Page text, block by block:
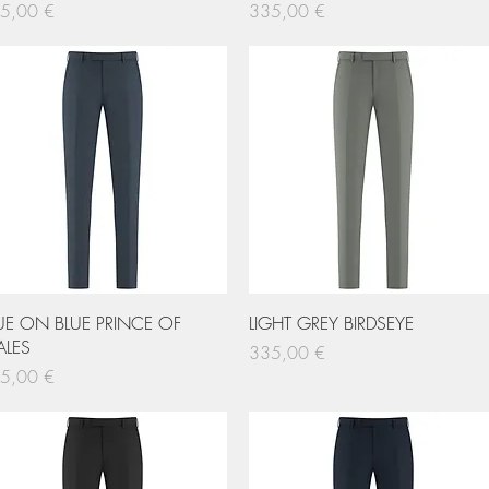
€
Pris
335,00 €
Hurtigvisning
ON BLUE PRINCE OF
€
Hurtigvisning
LIGHT GREY BIRDSEYE
Pris
335,00 €